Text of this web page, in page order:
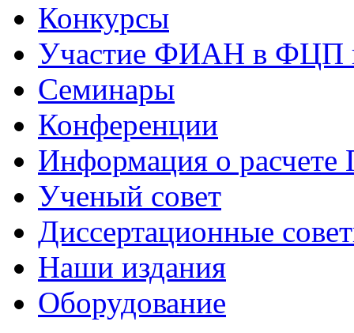
Конкурсы
Участие ФИАН в ФЦП
Семинары
Конференции
Информация о
Ученый совет
Диссертационные
Наши издания
Оборудование